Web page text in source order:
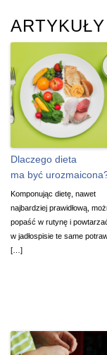
Dlaczego dieta
ma być
Komponując dietę, nawet
najbardziej prawidłową,
popaść w rutynę i
w jadłospisie te same
[…]